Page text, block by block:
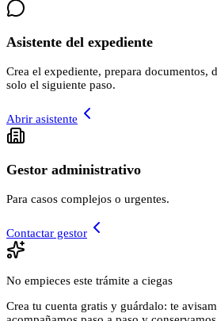
Asistente del expediente
Crea el expediente, prepara documentos,
solo el siguiente paso.
Abrir asistente
Gestor administrativo
Para casos complejos o urgentes.
Contactar gestor
No empieces este trámite a ciegas
Crea tu cuenta gratis y guárdalo: te